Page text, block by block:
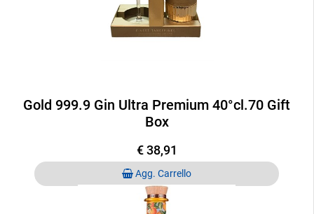
Gold 999.9 Gin Ultra Premium 40°cl.70 Gift
Box
€ 38,91
Quantità
Agg. Carrello